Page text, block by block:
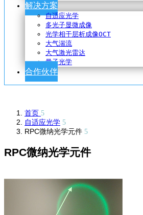
解决方案
自适应光学
多光子显微成像
光学相干层析成像OCT
大气湍流
大气激光雷达
量子光学
合作伙伴
首页
自适应光学
RPC微纳光学元件
RPC微纳光学元件